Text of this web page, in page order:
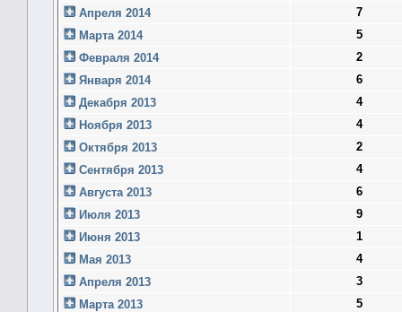
Апреля 2014
7
Марта 2014
5
Февраля 2014
2
Января 2014
6
Декабря 2013
4
Ноября 2013
4
Октября 2013
2
Сентября 2013
4
Августа 2013
6
Июля 2013
9
Июня 2013
1
Мая 2013
4
Апреля 2013
3
Марта 2013
5